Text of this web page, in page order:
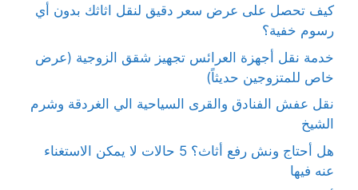
كيف تحصل على عرض سعر دقيق لنقل اثاثك بدون أي
رسوم خفية؟
خدمة نقل أجهزة العرائس تجهيز شقق الزوجية (عرض
خاص للمتزوجين حديثاً)
نقل عفش الفنادق والقرى السياحية الي الغردقة وشرم
الشيخ
هل أحتاج ونش رفع أثاث؟ 5 حالات لا يمكن الاستغناء
عنه فيها